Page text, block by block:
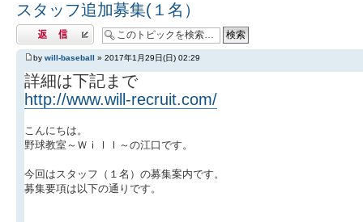
スタッフ追加募集(１名）
返信する
by will-baseball » 2017年1月29日(日) 02:29
詳細は下記まで
http://www.will-recruit.com/
こんにちは。
野球教室～Ｗｉｌｌ～の江口です。
今回はスタッフ（１名）の募集案内です。
募集要項は以下の通りです。